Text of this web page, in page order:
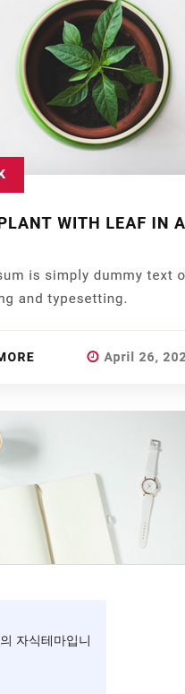
의 자식테마입니